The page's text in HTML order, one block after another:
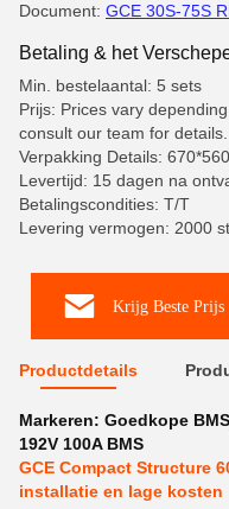
Document: GCE 30S-75S
Betaling & het
Min. bestelaantal: 5 sets
Prijs: Prices vary
consult our team for details.
Verpakking Details:
Levertijd: 15 dagen na
Betalingscondities: T/T
Levering vermogen: 2000
Krijg Beste Prijs
Productdetails
Markeren: Goedkope BMS
192V 100A BMS
GCE Compact Structure
installatie en lage kosten